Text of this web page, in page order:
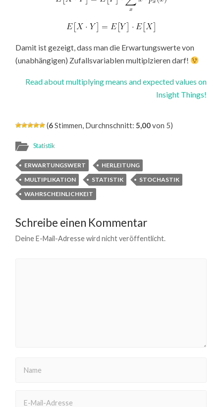
Damit ist gezeigt, dass man die Erwartungswerte von
(unabhängigen) Zufallsvariablen multiplzieren darf!
Read about multiplying means and expected values on
Insight Things!
(6Stimmen, Durchnschnitt:5,00von 5)
Statistik
ERWARTUNGSWERT
HERLEITUNG
MULTIPLIKATION
STATISTIK
STOCHASTIK
WAHRSCHEINLICHKEIT
Schreibe einen Kommentar
Deine E-Mail-Adresse wird nicht veröffentlicht.